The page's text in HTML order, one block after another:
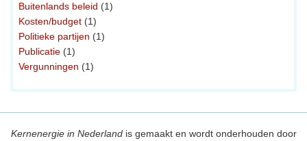
Buitenlands beleid (1)
Kosten/budget (1)
Politieke partijen (1)
Publicatie (1)
Vergunningen (1)
Kernenergie in Nederlandis gemaakt en wordt onderhouden door